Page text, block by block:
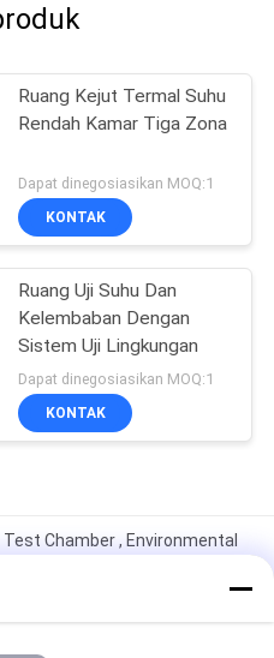
Ruang Kejut Termal Suhu
Rendah Kamar Tiga Zona
Dapat dinegosiasikan MOQ:1
KONTAK
Ruang Uji Suhu Dan
Kelembaban Dengan
Sistem Uji Lingkungan
Dapat dinegosiasikan MOQ:1
KONTAK
Chamber , Environmental
Thermal Shock
50/60Hz